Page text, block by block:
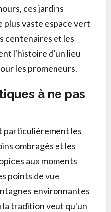
ces jardins
vaste espace vert
centenaires et les
l'histoire d'un lieu
les promeneurs.
à ne pas
particulièrement les
ombragés et les
aux moments
points de vue
environnantes
la tradition veut qu'un